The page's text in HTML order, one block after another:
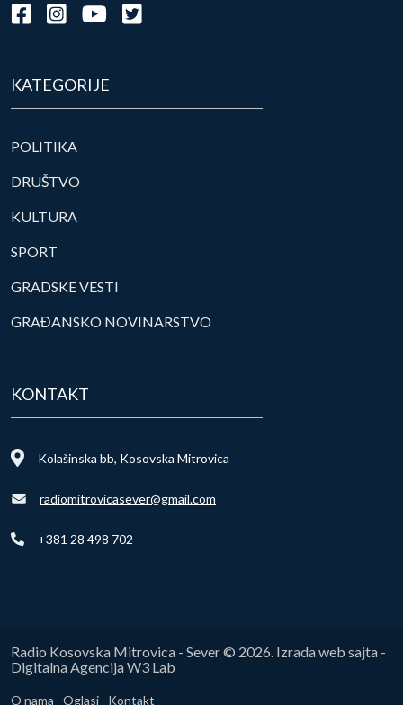
KATEGORIJE
POLITIKA
DRUŠTVO
KULTURA
SPORT
GRADSKE VESTI
GRAĐANSKO NOVINARSTVO
KONTAKT
Kolašinska bb, Kosovska Mitrovica
radiomitrovicasever@gmail.com
+381 28 498 702
Radio Kosovska Mitrovica - Sever © 2026. Izrada web sajta -
Digitalna Agencija W3 Lab
O nama Oglasi Kontakt